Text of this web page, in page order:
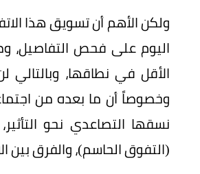
ولكن الأهم أن تسويق هذا
اليوم على فحص التفاصيل،
الأقل في نطاقها، وبالتالي
نسقها التصاعدي نحو
(التفوق الحاسم)، والفرق بين